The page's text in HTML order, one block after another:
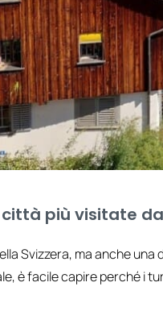
città più visitate
Svizzera, ma anche
è facile capire perché i